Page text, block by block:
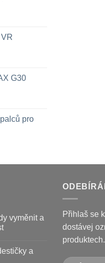
G30
pro
vyměnit a
a
Přihlaš se
dostávej
produktech.